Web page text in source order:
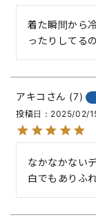
着た瞬間から
アキコ 7
投稿日
2025/02/
なかなかない
白でもありふ